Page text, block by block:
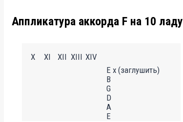
Аппликатура аккорда F на 10 ладу
XIV
XIII
XII
XI
X
E x (заглушить)
B
G
D
A
E